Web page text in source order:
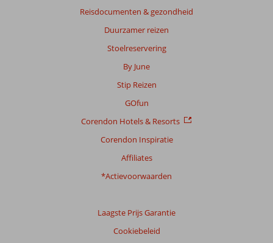
Reisdocumenten & gezondheid
Duurzamer reizen
Stoelreservering
By June
Stip Reizen
GOfun
Corendon Hotels & Resorts
Corendon Inspiratie
Affiliates
*Actievoorwaarden
Laagste Prijs Garantie
Cookiebeleid